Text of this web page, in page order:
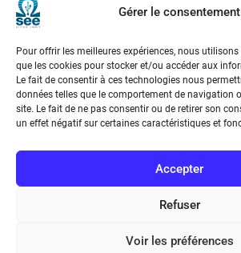
Gérer le consentement
Pour offrir les meilleures expériences, nous
que les cookies pour stocker et/ou accéder aux
Le fait de consentir à ces technologies nous
données telles que le comportement de navigation
site. Le fait de ne pas consentir ou de retirer son
un effet négatif sur certaines caractéristiques et
Accepter
Refuser
Voir les préférences
REE 2022-3
€30.00
1 2 3 4 5 6 7